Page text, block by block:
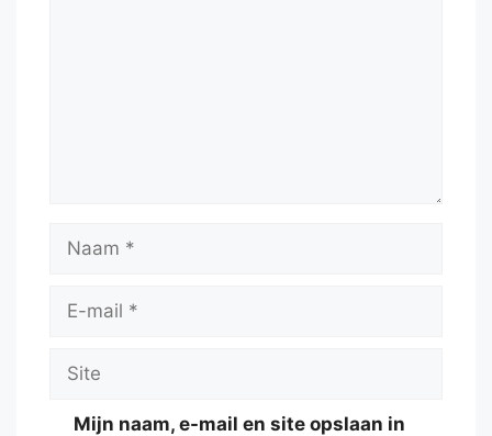
Naam
Site
Mijn naam, e-mail en site opslaan in